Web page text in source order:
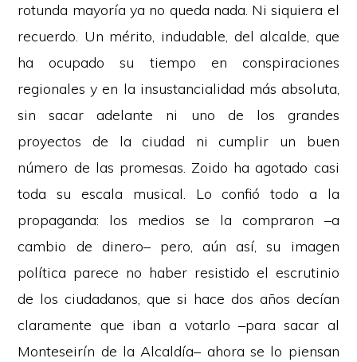
rotunda mayoría ya no queda nada. Ni siquiera el
recuerdo. Un mérito, indudable, del alcalde, que
ha ocupado su tiempo en conspiraciones
regionales y en la insustancialidad más absoluta,
sin sacar adelante ni uno de los grandes
proyectos de la ciudad ni cumplir un buen
número de las promesas. Zoido ha agotado casi
toda su escala musical. Lo confió todo a la
propaganda: los medios se la compraron –a
cambio de dinero– pero, aún así, su imagen
política parece no haber resistido el escrutinio
de los ciudadanos, que si hace dos años decían
claramente que iban a votarlo –para sacar al
Monteseirín de la Alcaldía– ahora se lo piensan